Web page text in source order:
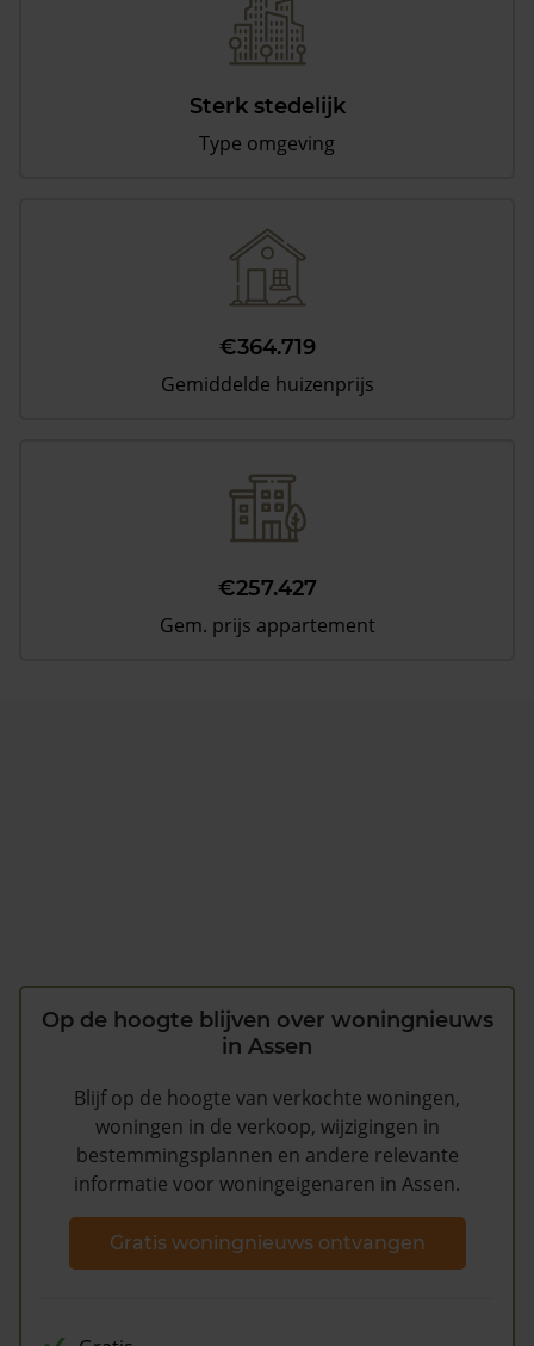
Sterk stedelijk
Type omgeving
€364.719
Gemiddelde huizenprijs
€257.427
Gem. prijs appartement
Op de hoogte blijven over woningnieuws
in Assen
Blijf op de hoogte van verkochte woningen,
woningen in de verkoop, wijzigingen in
bestemmingsplannen en andere relevante
informatie voor woningeigenaren in Assen.
Gratis woningnieuws ontvangen